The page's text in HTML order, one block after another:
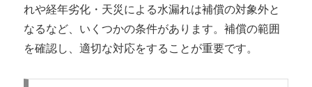
れや経年劣化・天災による水漏れは補償の対象外と
なるなど、いくつかの条件があります。補償の範囲
を確認し、適切な対応をすることが重要です。